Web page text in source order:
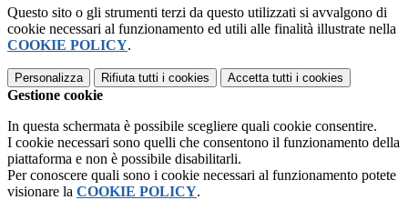
Questo sito o gli strumenti terzi da questo utilizzati si avvalgono di
cookie necessari al funzionamento ed utili alle finalità illustrate nella
COOKIE POLICY.
Personalizza Rifiuta tutti i cookies Accetta tutti i cookies
Gestione cookie
In questa schermata è possibile scegliere quali cookie consentire.
I cookie necessari sono quelli che consentono il funzionamento della
piattaforma e non è possibile disabilitarli.
Per conoscere quali sono i cookie necessari al funzionamento potete
visionare la COOKIE POLICY.